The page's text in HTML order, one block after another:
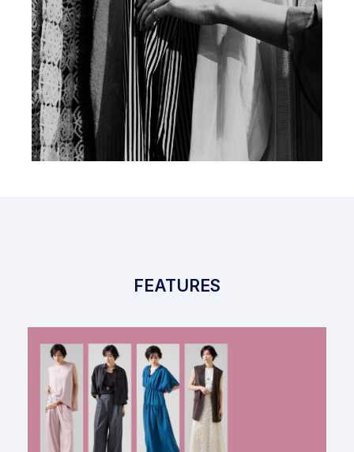
FEATURES